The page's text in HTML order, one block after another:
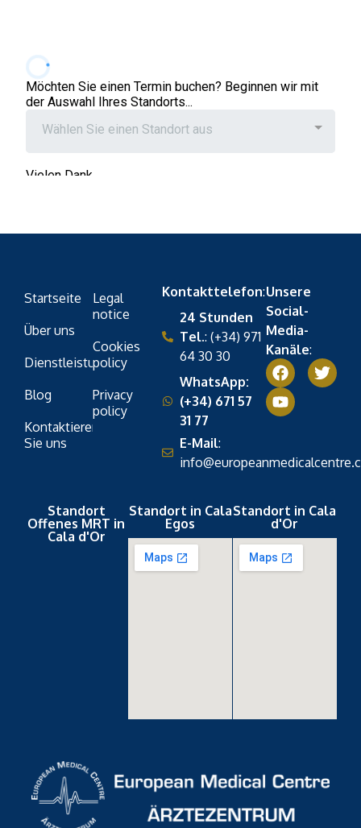
Startseite
Über uns
Dienstleistungen
Blog
Kontaktieren
Sie uns
Legal
notice
Cookies
policy
Privacy
policy
Kontakttelefon:
24 Stunden
Tel.: (+34) 971
64 30 30
WhatsApp:
(+34) 671 57
31 77
E-Mail:
Unsere
Social-
Media-
Kanäle:
Standort
Offenes MRT in
Cala d'Or
Standort in Cala
Egos
Standort in Cala
d'Or